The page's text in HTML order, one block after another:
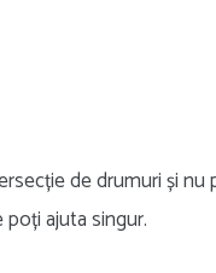
de drumuri și
ajuta singur.